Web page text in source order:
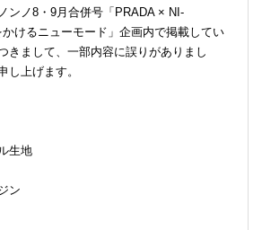
ンノ8・9月合併号「PRADA × NI-
けるニューモード」企画内で掲載してい
きまして、一部内容に誤りがありまし
し上げます。
生地
ン